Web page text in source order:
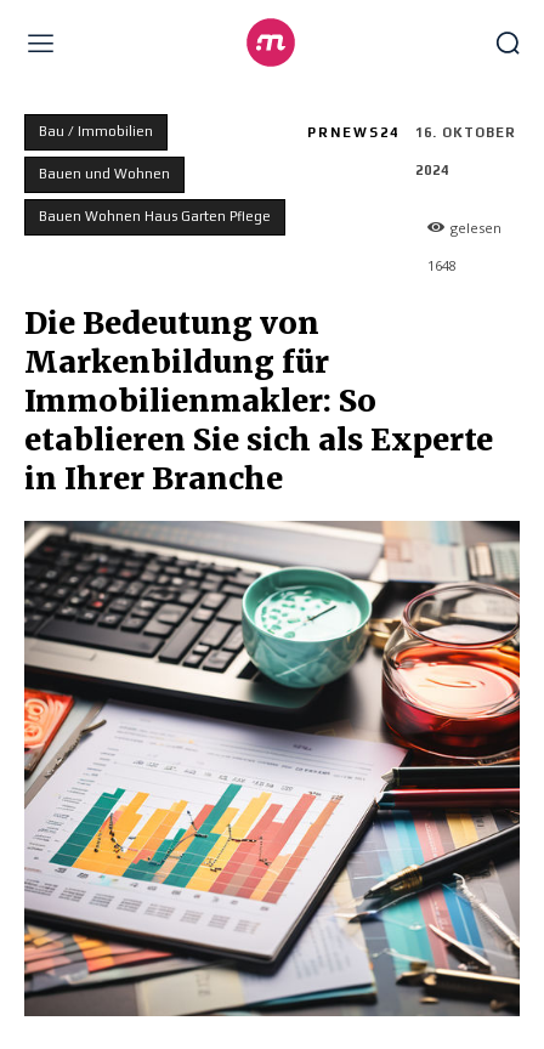
Bau / Immobilien
Bauen und Wohnen
Bauen Wohnen Haus Garten Pflege
PRNEWS24 16. OKTOBER
2024
gelesen
1648
Die Bedeutung von
Markenbildung für
Immobilienmakler: So
etablieren Sie sich als Experte
in Ihrer Branche